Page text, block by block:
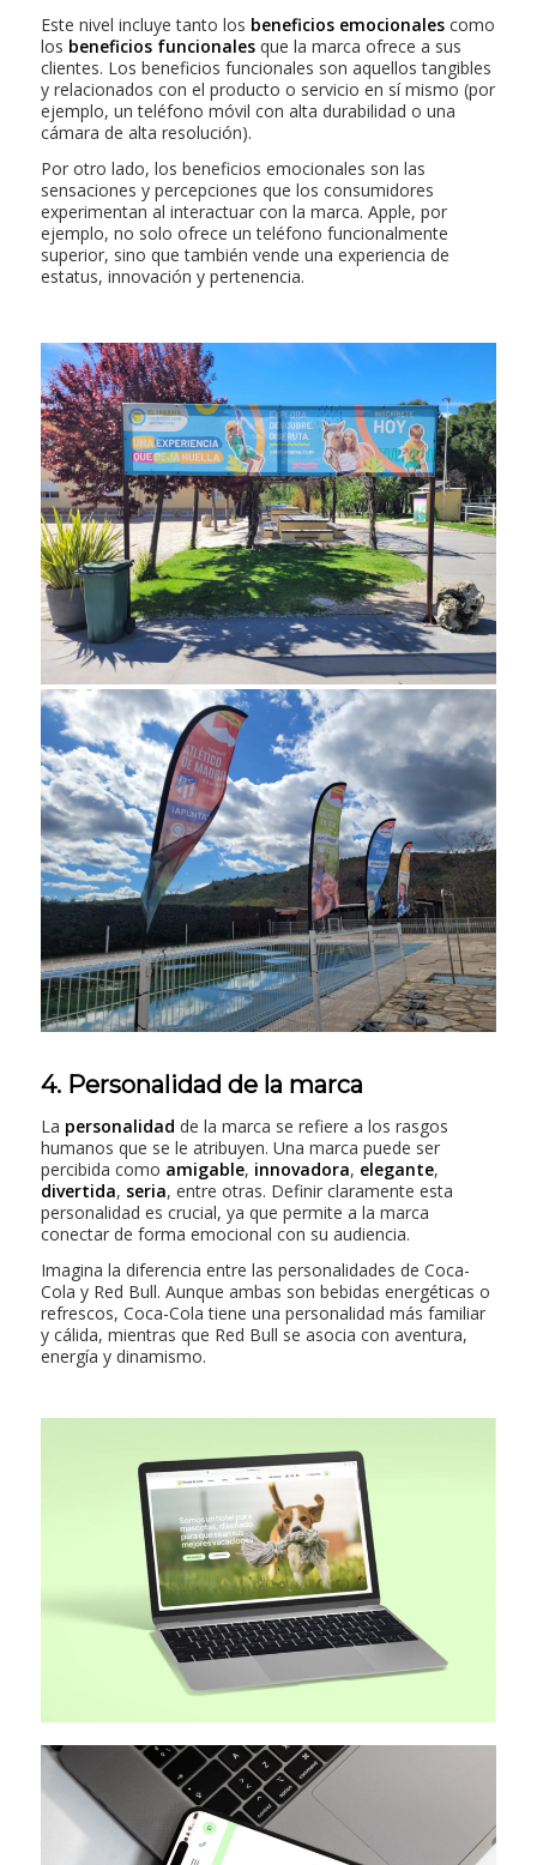
Este nivel incluye tanto los beneficios emocionalescomo
los beneficios funcionalesque la marca ofrece a sus
clientes. Los beneficios funcionales son aquellos tangibles
y relacionados con el producto o servicio en sí mismo (por
ejemplo, un teléfono móvil con alta durabilidad o una
cámara de alta resolución).
Por otro lado, los beneficios emocionales son las
sensaciones y percepciones que los consumidores
experimentan al interactuar con la marca. Apple, por
ejemplo, no solo ofrece un teléfono funcionalmente
superior, sino que también vende una experiencia de
estatus, innovación y pertenencia.
4. Personalidad de la marca
La personalidad de la marca se refiere a los rasgos
humanos que se le atribuyen. Una marca puede ser
percibida como amigable, innovadora, elegante,
divertida, seria, entre otras. Definir claramente esta
personalidad es crucial, ya que permite a la marca
conectar de forma emocional con su audiencia.
Imagina la diferencia entre las personalidades de Coca-
Cola y Red Bull. Aunque ambas son bebidas energéticas o
refrescos, Coca-Cola tiene una personalidad más familiar
y cálida, mientras que Red Bull se asocia con aventura,
energía y dinamismo.